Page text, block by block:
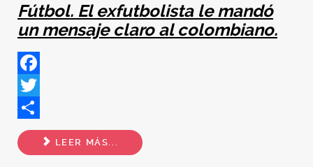
Fútbol. El exfutbolista le mandó
un mensaje claro al colombiano.
Facebook
Twitter
Share
LEER MÁS...